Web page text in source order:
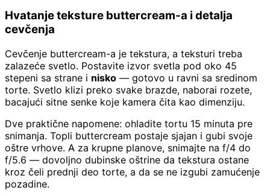
Hvatanje teksture buttercream-a i detalja
cevčenja
Cevčenje buttercream-a je tekstura, a teksturi treba
zalazeće svetlo. Postavite izvor svetla pod oko 45
stepeni sa strane i nisko — gotovo u ravni sa sredinom
torte. Svetlo klizi preko svake brazde, naborai rozete,
bacajući sitne senke koje kamera čita kao dimenziju.
Dve praktične napomene: ohladite tortu 15 minuta pre
snimanja. Topli buttercream postaje sjajan i gubi svoje
oštre vrhove. A za krupne planove, snimajte na f/4 do
f/5.6 — dovoljno dubinske oštrine da tekstura ostane
kroz čeli prednji deo torte, a da se ne izgubi zamućenje
pozadine.